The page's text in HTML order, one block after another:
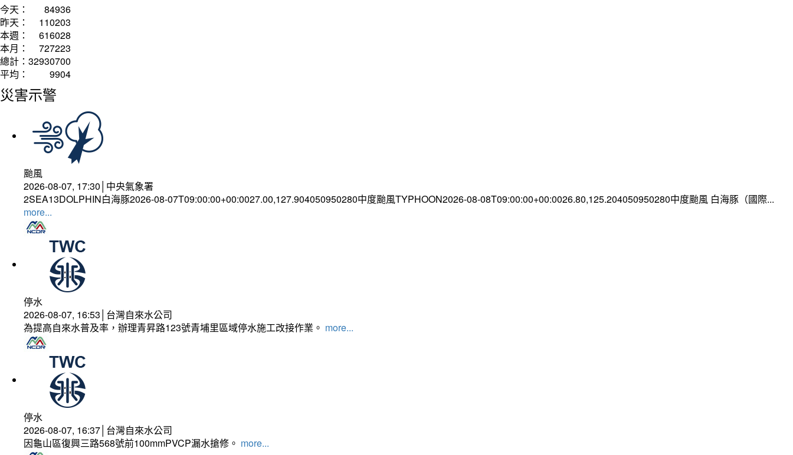
今天：
84936
昨天：
110203
本週：
616028
本月：
727223
總計： 32930700
平均：
9904
災害示警
颱風
2026-08-07, 17:30│中央氣象署
2SEA13DOLPHIN白海豚2026-08-07T09:00:00+00:0027.00,127.904050950280中度颱風TYPHOON2026-08-08T09:00:00+00:0026.80,125.204050950280中度颱風 白海豚（國際...
more...
停水
2026-08-07, 16:53│台灣自來水公司
為提高自來水普及率，辦理青昇路123號青埔里區域停水施工改接作業。 more...
停水
2026-08-07, 16:37│台灣自來水公司
因龜山區復興三路568號前100mmPVCP漏水搶修。 more...